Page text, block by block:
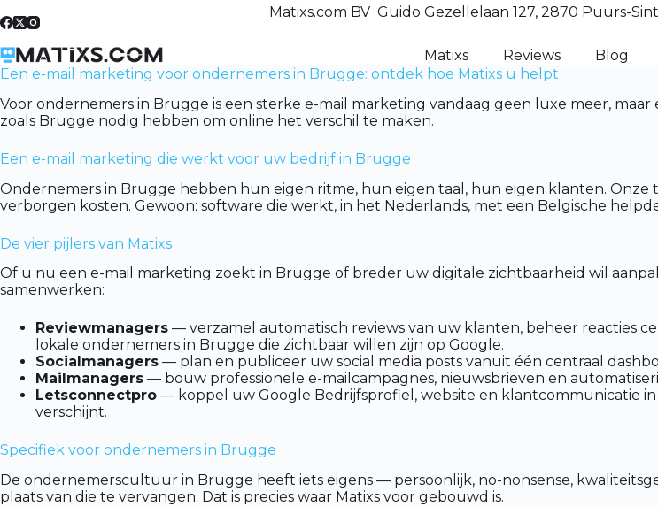
to
Matixs.com BV Guido Gezellelaan 127, 2870 Puurs-
Matixs Reviews Blog
Een e-mail marketing voor ondernemers in Brugge: ontdek hoe Matixs u helpt
Voor ondernemers in Brugge is een sterke e-mail marketing vandaag geen luxe meer,
zoals Brugge nodig hebben om online het verschil te maken.
Een e-mail marketing die werkt voor uw bedrijf in Brugge
Ondernemers in Brugge hebben hun eigen ritme, hun eigen taal, hun eigen klanten.
verborgen kosten. Gewoon: software die werkt, in het Nederlands, met een Belgische
De vier pijlers van Matixs
Of u nu een e-mail marketing zoekt in Brugge of breder uw digitale zichtbaarheid wil
samenwerken:
Reviewmanagers — verzamel automatisch reviews van uw klanten, beheer reacties
lokale ondernemers in Brugge die zichtbaar willen zijn op Google.
Socialmanagers — plan en publiceer uw social media posts vanuit één centraal
Mailmanagers — bouw professionele e-mailcampagnes, nieuwsbrieven en
Letsconnectpro — koppel uw Google Bedrijfsprofiel, website en klantcommunicatie
verschijnt.
Specifiek voor ondernemers in Brugge
De ondernemerscultuur in Brugge heeft iets eigens — persoonlijk, no-nonsense,
plaats van die te vervangen. Dat is precies waar Matixs voor gebouwd is.